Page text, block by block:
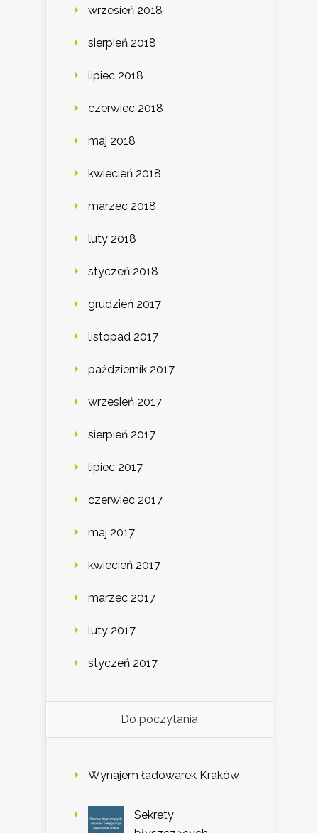
wrzesień 2018
sierpień 2018
lipiec 2018
czerwiec 2018
maj 2018
kwiecień 2018
marzec 2018
luty 2018
styczeń 2018
grudzień 2017
listopad 2017
październik 2017
wrzesień 2017
sierpień 2017
lipiec 2017
czerwiec 2017
maj 2017
kwiecień 2017
marzec 2017
luty 2017
styczeń 2017
Do poczytania
Wynajem ładowarek Kraków
Sekrety